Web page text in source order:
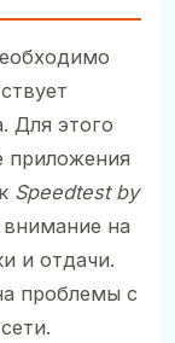
Для этого
приложения
Speedtest by
внимание на
и отдачи.
проблемы с